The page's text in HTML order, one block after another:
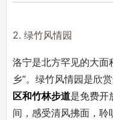
2. 绿竹风情园
洛宁是北方罕见的大面
乡”。绿竹风情园是欣
区和竹林步道是免费开
间，感受清风拂面，